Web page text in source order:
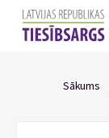
Sākums